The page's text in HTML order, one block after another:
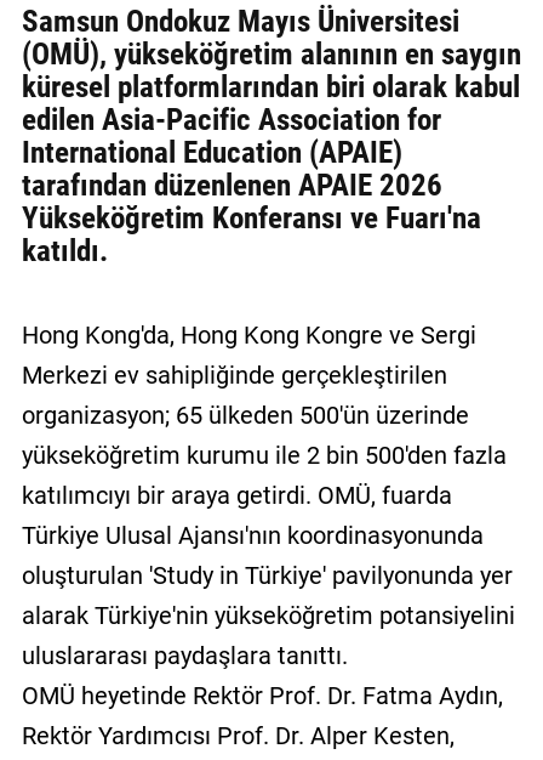
Künye
İletişim
Gizlilik
Politikası
Samsun Ondokuz Mayıs Üniversitesi
(OMÜ), yükseköğretim alanının en saygın
küresel platformlarından biri olarak kabul
edilen Asia-Pacific Association for
International Education (APAIE)
tarafından düzenlenen APAIE 2026
Yükseköğretim Konferansı ve Fuarı'na
katıldı.
Hong Kong'da, Hong Kong Kongre ve Sergi
Merkezi ev sahipliğinde gerçekleştirilen
organizasyon; 65 ülkeden 500'ün üzerinde
yükseköğretim kurumu ile 2 bin 500'den fazla
katılımcıyı bir araya getirdi. OMÜ, fuarda
Türkiye Ulusal Ajansı'nın koordinasyonunda
oluşturulan 'Study in Türkiye' pavilyonunda yer
alarak Türkiye'nin yükseköğretim potansiyelini
uluslararası paydaşlara tanıttı.
OMÜ heyetinde Rektör Prof. Dr. Fatma Aydın,
Rektör Yardımcısı Prof. Dr. Alper Kesten,